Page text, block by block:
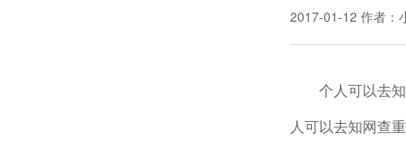
2017-01-12 作者：
个人可以去
人可以去知网查